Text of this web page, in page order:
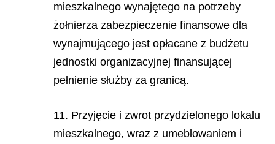
mieszkalnego wynajętego na potrzeby
żołnierza zabezpieczenie finansowe dla
wynajmującego jest opłacane z budżetu
jednostki organizacyjnej finansującej
pełnienie służby za granicą.
11. Przyjęcie i zwrot przydzielonego lokalu
mieszkalnego, wraz z umeblowaniem i